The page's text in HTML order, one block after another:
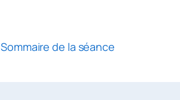
Sommaire de la séance